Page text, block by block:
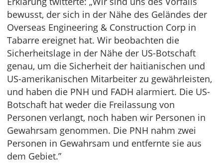
bewusst, der sich in der Nähe des Geländes der
Overseas Engineering & Construction Corp in
Tabarre ereignet hat. Wir beobachten die
Sicherheitslage in der Nähe der US-Botschaft
genau, um die Sicherheit der haitianischen und
US-amerikanischen Mitarbeiter zu gewährleisten,
und haben die PNH und FADH alarmiert. Die US-
Botschaft hat weder die Freilassung von
Personen verlangt, noch haben wir Personen in
Gewahrsam genommen. Die PNH nahm zwei
Personen in Gewahrsam und entfernte sie aus
dem Gebiet.”